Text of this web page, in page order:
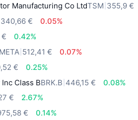
Manufacturing Co LtdTSM 355,9 €
340,66 €
0.05%
€
0.42%
META 512,41 €
0.07%
€
0.25%
Class BBRK.B 446,15 €
0.08%
€
2.67%
€
0.14%